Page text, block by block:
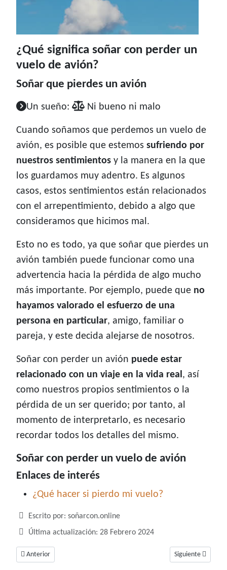
¿Qué significa soñar con perder un
vuelo de avión?
Soñar que pierdes un avión
Un sueño: Ni bueno ni malo
Cuando soñamos que perdemos un vuelo de
avión, es posible que estemos sufriendo por
nuestros sentimientos y la manera en la que
los guardamos muy adentro. Es algunos
casos, estos sentimientos están relacionados
con el arrepentimiento, debido a algo que
consideramos que hicimos mal.
Esto no es todo, ya que soñar que pierdes un
avión también puede funcionar como una
advertencia hacia la pérdida de algo mucho
más importante. Por ejemplo, puede que no
hayamos valorado el esfuerzo de una
persona en particular, amigo, familiar o
pareja, y este decida alejarse de nosotros.
Soñar con perder un avión puede estar
relacionado con un viaje en la vida real, así
como nuestros propios sentimientos o la
pérdida de un ser querido; por tanto, al
momento de interpretarlo, es necesario
recordar todos los detalles del mismo.
Soñar con perder un vuelo de avión
Enlaces de interés
¿Qué hacer si pierdo mi vuelo?
Detalles
Escrito por: soñarcon.online
Última actualización: 28 Febrero 2024
Artículo anterior: Soñar con peluquería, ¿te preparas para una
Anterior Artículo siguiente:
Siguiente